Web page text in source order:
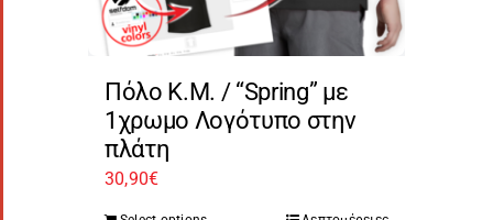
Πόλο Κ.Μ. / “Spring” με
1χρωμο Λογότυπο στην
πλάτη
30,90€